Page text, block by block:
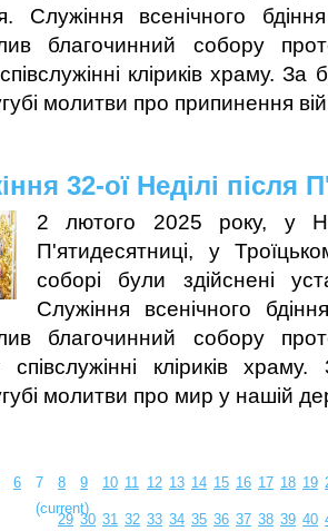
Служіння всенічного
благочинний собору
кліриків храму. За
молитви про припинення
32-ої Неділі після
2 лютого 2025 року, у
П'ятидесятниці, у
соборі були здійснені
Служіння всенічного
благочинний собору
кліриків храму.
молитви про мир у нашій
6
7
(current)
8 9 10 11 12 13 14 15 16 17 18 19
29 30 31 32 33 34 35 36 37 38 39 40